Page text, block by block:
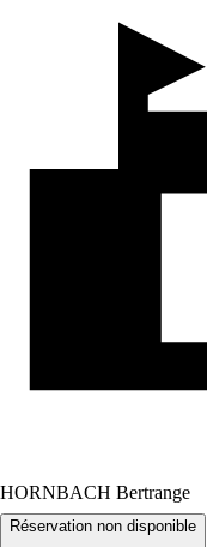
HORNBACH Bertrange
Réservation non disponible